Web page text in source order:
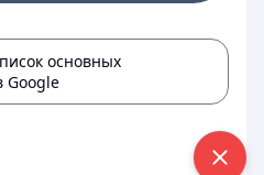
основных
Google